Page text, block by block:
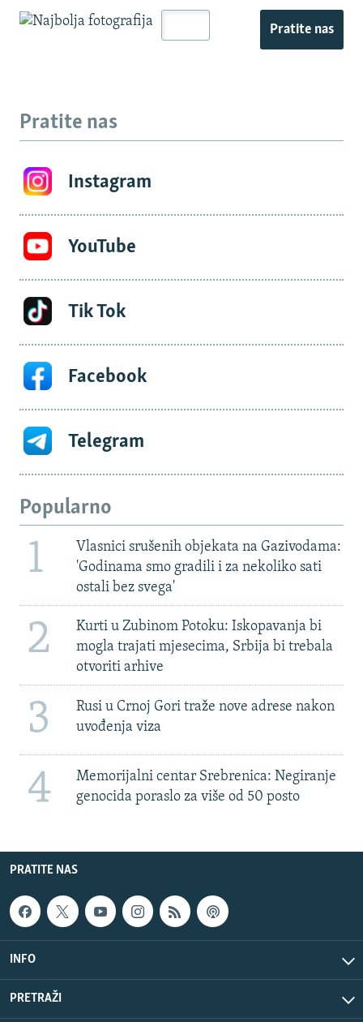
Pratite nas
Pratite nas
Instagram
YouTube
Tik Tok
Facebook
Telegram
Popularno
1
Vlasnici srušenih objekata na Gazivodama:
'Godinama smo gradili i za nekoliko sati
ostali bez svega'
2
Kurti u Zubinom Potoku: Iskopavanja bi
mogla trajati mjesecima, Srbija bi trebala
otvoriti arhive
3
Rusi u Crnoj Gori traže nove adrese nakon
uvođenja viza
4
Memorijalni centar Srebrenica: Negiranje
genocida poraslo za više od 50 posto
PRATITE NAS
INFO
PRETRAŽI